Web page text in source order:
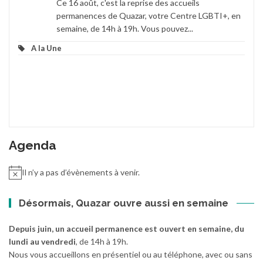
Ce 16 août, c'est la reprise des accueils
permanences de Quazar, votre Centre LGBTI+, en
semaine, de 14h à 19h. Vous pouvez...
A la Une
Agenda
Il n’y a pas d’évènements à venir.
Désormais, Quazar ouvre aussi en semaine
Depuis juin, un accueil permanence est ouvert en semaine, du
lundi au vendredi, de 14h à 19h.
Nous vous accueillons en présentiel ou au téléphone, avec ou sans